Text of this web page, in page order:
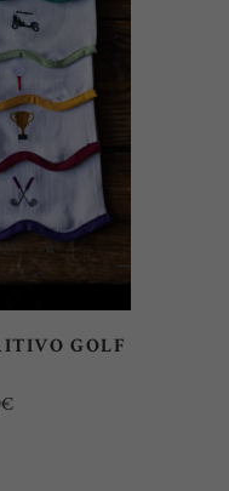
producto
tiene
múltiples
variantes.
Las
opciones
se
pueden
en
GOLF
€Rango